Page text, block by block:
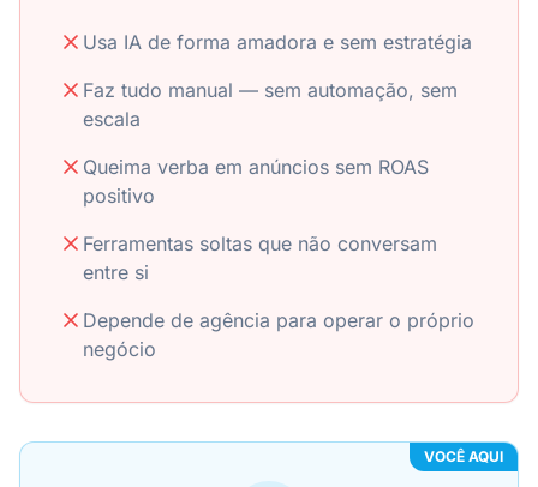
Usa IA de forma amadora e sem estratégia
Faz tudo manual — sem automação, sem
escala
Queima verba em anúncios sem ROAS
positivo
Ferramentas soltas que não conversam
entre si
Depende de agência para operar o próprio
negócio
VOCÊ AQUI